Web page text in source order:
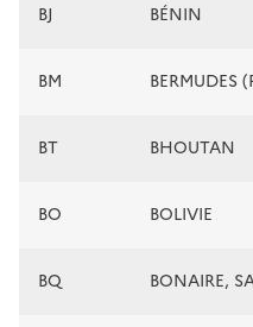
BJ BÉNIN
BM BERMUDES
BT BHOUTAN
BO BOLIVIE
BQ BONAIRE,